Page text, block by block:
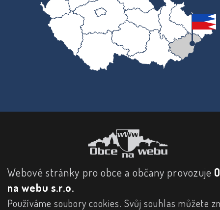
Webové stránky pro obce a občany provozuje
na webu s.r.o.
Používáme soubory cookies. Svůj souhlas můžete